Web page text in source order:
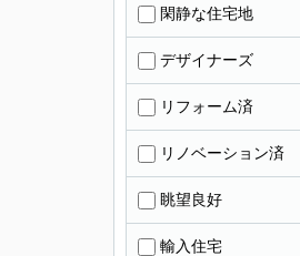
閑静な住宅地
デザイナーズ
リフォーム済
リノベーション済
眺望良好
輸入住宅